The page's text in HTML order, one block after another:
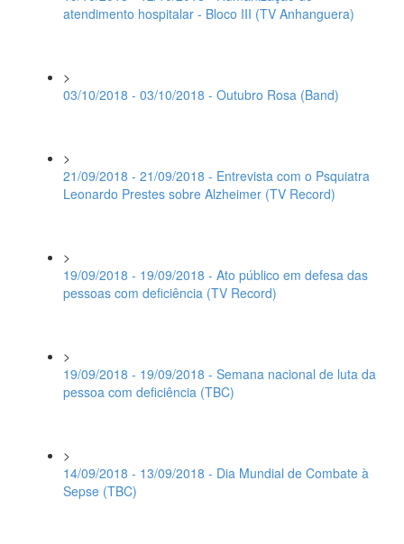
atendimento hospitalar - Bloco III (TV Anhanguera)
>
03/10/2018 - 03/10/2018 - Outubro Rosa (Band)
>
21/09/2018 - 21/09/2018 - Entrevista com o Psquiatra
Leonardo Prestes sobre Alzheimer (TV Record)
>
19/09/2018 - 19/09/2018 - Ato público em defesa das
pessoas com deficiência (TV Record)
>
19/09/2018 - 19/09/2018 - Semana nacional de luta da
pessoa com deficiência (TBC)
>
14/09/2018 - 13/09/2018 - Dia Mundial de Combate à
Sepse (TBC)